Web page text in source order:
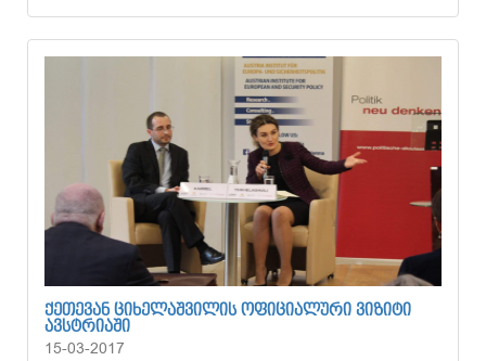
ᲥᲔᲗᲔᲕᲐᲜ ᲪᲘᲮᲔᲚᲐᲨᲕᲘᲚᲘᲡ ᲝᲤᲘᲪᲘᲐᲚᲣᲠᲘ ᲕᲘᲖᲘᲢᲘ
ᲐᲕᲡᲢᲠᲘᲐᲨᲘ
15-03-2017